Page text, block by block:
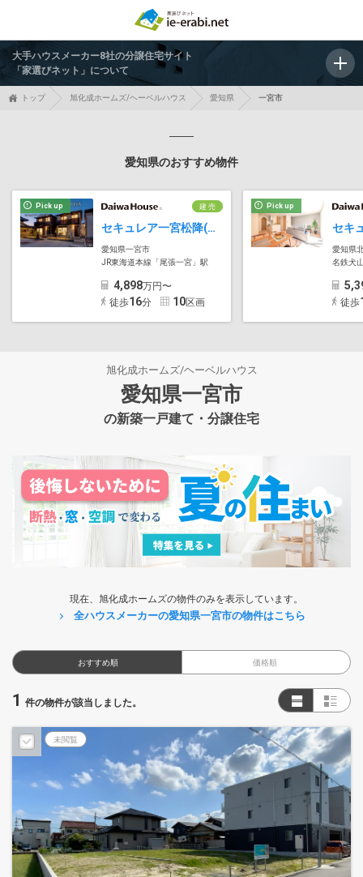
大手ハウスメーカー8社の分譲住宅サイト
「家選びネット」について
トップ 旭化成ホームズ/ヘーベルハウス 愛知県 一宮市
愛知県のおすすめ物件
Pick up 建 売
セキュレア一宮松降(分譲住宅)
愛知県一宮市
JR東海道本線「尾張一宮」駅
4,898万円〜
徒歩16分 10区画
Pick up
愛知県
名鉄犬
徒歩
旭化成ホームズ/ヘーベルハウス
愛知県一宮市
の新築一戸建て・分譲住宅
現在、旭化成ホームズの物件のみを表示しています。
全ハウスメーカーの愛知県一宮市の物件はこちら
おすすめ順 価格順
1 件の物件が該当しました。
未閲覧